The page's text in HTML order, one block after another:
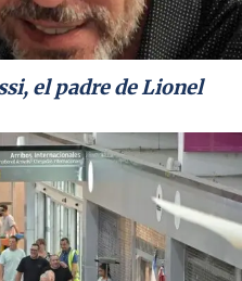
el padre de Lionel